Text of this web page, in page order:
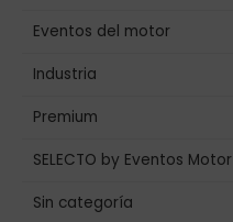
Eventos del motor
Industria
Premium
SELECTO by Eventos Motor
Sin categoría